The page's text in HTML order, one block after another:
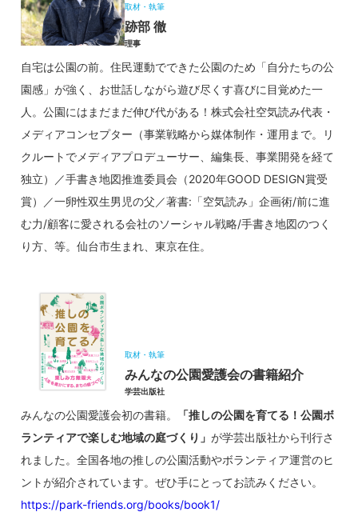
取材・執筆
跡部 徹
理事
自宅は公園の前。住民運動でできた公園のため「自分たちの公
園感」が強く、お世話しながら遊び尽くす喜びに目覚めた一
人。公園にはまだまだ伸び代がある！株式会社空気読み代表・
メディアコンセプター（事業戦略から媒体制作・運用まで。リ
クルートでメディアプロデューサー、編集長、事業開発を経て
独立）／手書き地図推進委員会（2020年GOOD DESIGN賞受
賞）／一卵性双生男児の父／著書:「空気読み」企画術/前に進
む力/顧客に愛される会社のソーシャル戦略/手書き地図のつく
り方、等。仙台市生まれ、東京在住。
取材・執筆
みんなの公園愛護会の書籍紹介
学芸出版社
みんなの公園愛護会初の書籍。
「推しの公園を育てる！公園ボ
ランティアで楽しむ地域の庭づくり」 が学芸出版社から刊行さ
れました。全国各地の推しの公園活動やボランティア運営のヒ
ントが紹介されています。ぜひ手にとってお読みください。
https://park-friends.org/books/book1/